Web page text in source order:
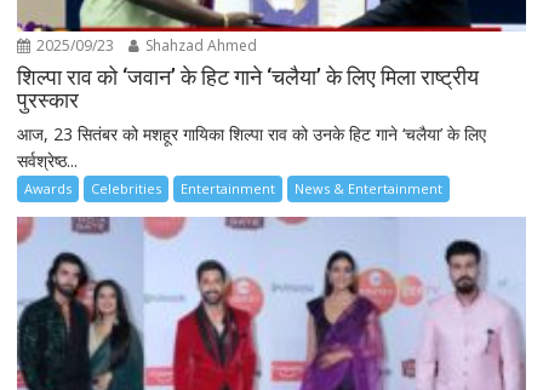
2025/09/23 Shahzad Ahmed
शिल्पा राव को ‘जवान’ के हिट गाने ‘चलैया’ के लिए मिला राष्ट्रीय
पुरस्कार
आज, 23 सितंबर को मशहूर गायिका शिल्पा राव को उनके हिट गाने ‘चलैया’ के लिए
सर्वश्रेष्ठ...
Awards Celebrities Entertainment News & Entertainment